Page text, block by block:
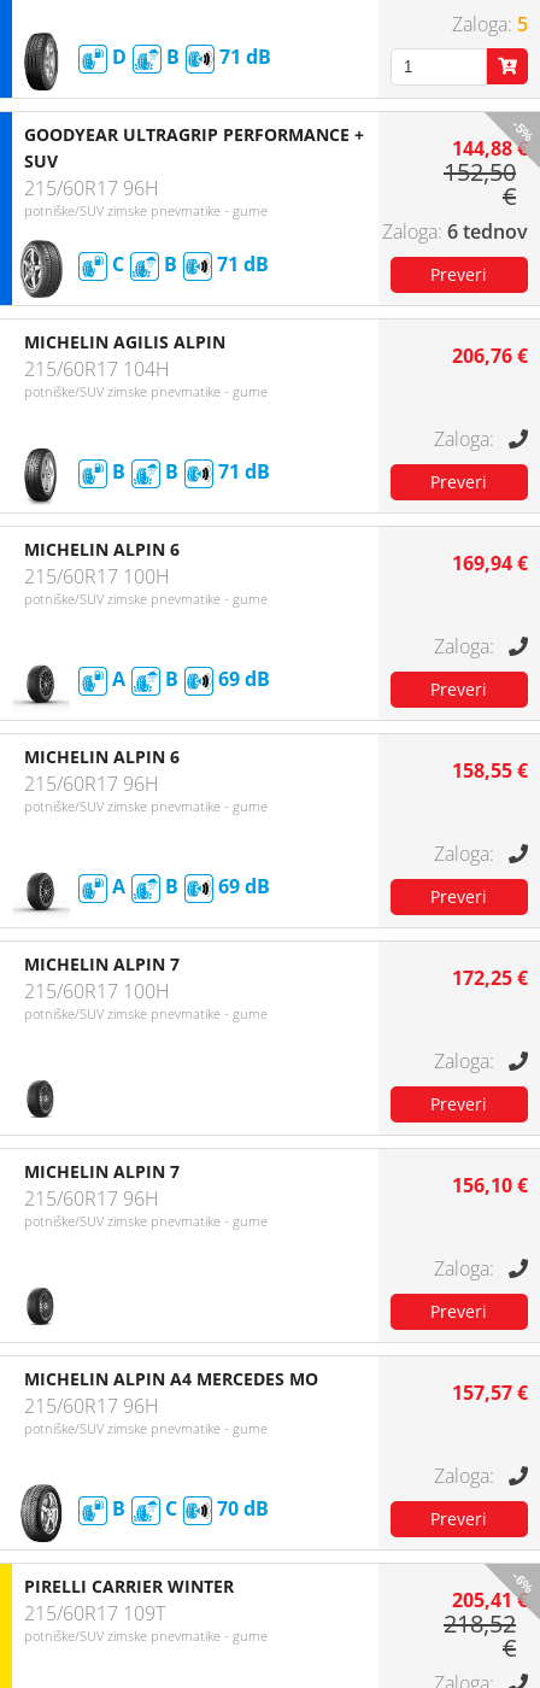
D B 71
5
-5%
GOODYEAR ULTRAGRIP PERFORMANCE +
SUV
215/60R17 96H
potniške/SUV zimske pnevmatike - gume
C B 71
144,88 €
152,50
€
6 tednov
MICHELIN AGILIS ALPIN
215/60R17 104H
potniške/SUV zimske pnevmatike - gume
B B 71
206,76 €
MICHELIN ALPIN 6
215/60R17 100H
potniške/SUV zimske pnevmatike - gume
A B 69
169,94 €
MICHELIN ALPIN 6
215/60R17 96H
potniške/SUV zimske pnevmatike - gume
A B 69
158,55 €
MICHELIN ALPIN 7
215/60R17 100H
potniške/SUV zimske pnevmatike - gume
172,25 €
MICHELIN ALPIN 7
215/60R17 96H
potniške/SUV zimske pnevmatike - gume
156,10 €
MICHELIN ALPIN A4 MERCEDES MO
215/60R17 96H
potniške/SUV zimske pnevmatike - gume
B C 70
157,57 €
-6%
PIRELLI CARRIER WINTER
215/60R17 109T
potniške/SUV zimske pnevmatike - gume
205,41 €
218,52
€